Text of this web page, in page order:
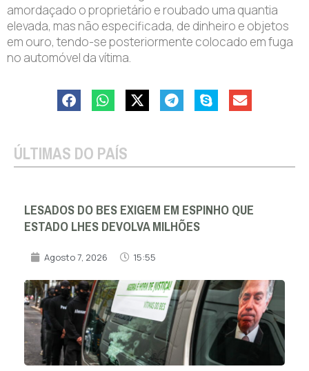
amordaçado o proprietário e roubado uma quantia
elevada, mas não especificada, de dinheiro e objetos
em ouro, tendo-se posteriormente colocado em fuga
no automóvel da vítima.
ÚLTIMAS DO PAÍS
LESADOS DO BES EXIGEM EM ESPINHO QUE
ESTADO LHES DEVOLVA MILHÕES
Agosto 7, 2026 15:55